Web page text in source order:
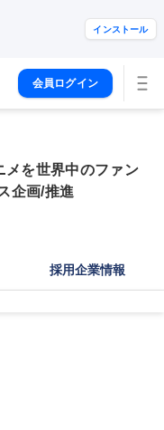
インストール
会員ログイン
メを世界中のファン
企画/推進
採用企業情報